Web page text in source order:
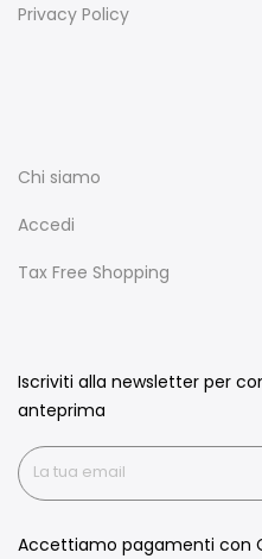
Privacy Policy
Chi siamo
Accedi
Tax Free Shopping
Iscriviti alla newsletter per
anteprima
Accettiamo pagamenti con